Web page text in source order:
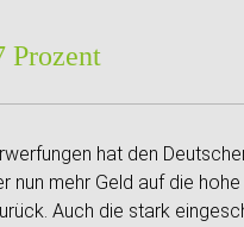
Prozent
hat den
nun mehr Geld auf die
Auch die stark